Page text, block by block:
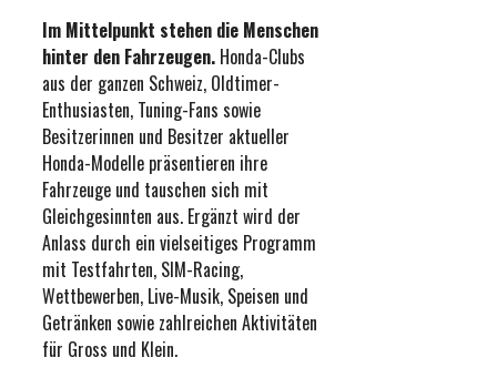
Im Mittelpunkt stehen die Menschen
hinter den Fahrzeugen. Honda-Clubs
aus der ganzen Schweiz, Oldtimer-
Enthusiasten, Tuning-Fans sowie
Besitzerinnen und Besitzer aktueller
Honda-Modelle präsentieren ihre
Fahrzeuge und tauschen sich mit
Gleichgesinnten aus. Ergänzt wird der
Anlass durch ein vielseitiges Programm
mit Testfahrten, SIM-Racing,
Wettbewerben, Live-Musik, Speisen und
Getränken sowie zahlreichen Aktivitäten
für Gross und Klein.